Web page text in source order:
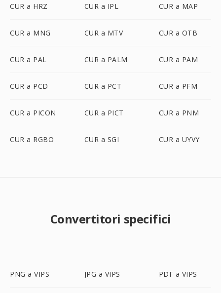
CUR a HRZ CUR a IPL CUR a MAP
CUR a MNG CUR a MTV CUR a OTB
CUR a PAL CUR a PALM CUR a PAM
CUR a PCD CUR a PCT CUR a PFM
CUR a PICON CUR a PICT CUR a PNM
CUR a RGBO CUR a SGI CUR a UYVY
Convertitori specifici
PNG a VIPS JPG a VIPS PDF a VIPS